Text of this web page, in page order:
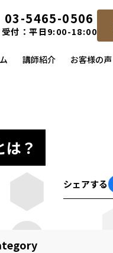
03-5465-0506
受付：平日9:00-18:00
講師紹介 お客様の声
？
シェアする